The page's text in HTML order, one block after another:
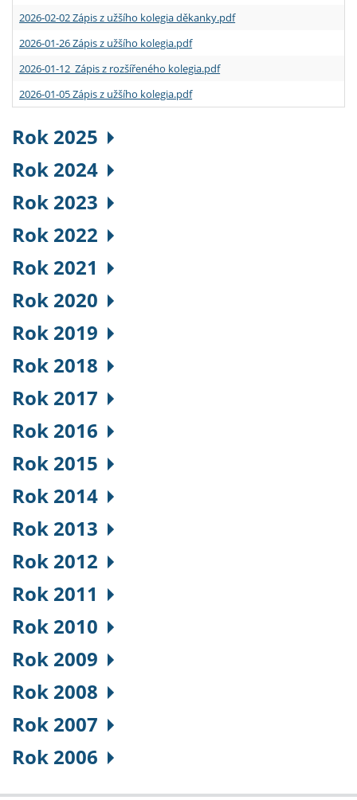
2026-02-02 Zápis z užšího kolegia děkanky.pdf
2026-01-26 Zápis z užšího kolegia.pdf
2026-01-12 Zápis z rozšířeného kolegia.pdf
2026-01-05 Zápis z užšího kolegia.pdf
Rok 2025
Rok 2024
Rok 2023
Rok 2022
Rok 2021
Rok 2020
Rok 2019
Rok 2018
Rok 2017
Rok 2016
Rok 2015
Rok 2014
Rok 2013
Rok 2012
Rok 2011
Rok 2010
Rok 2009
Rok 2008
Rok 2007
Rok 2006